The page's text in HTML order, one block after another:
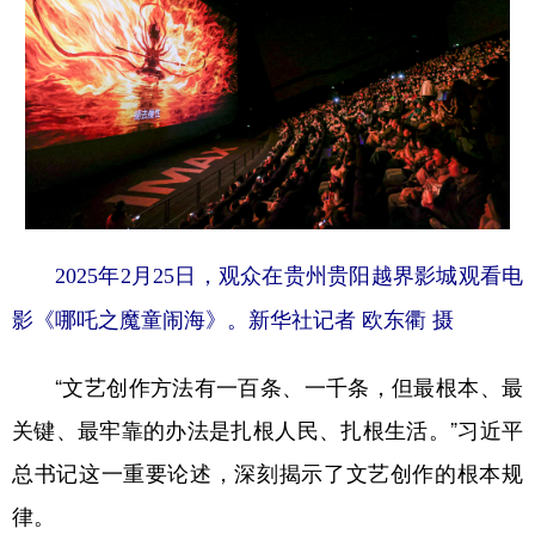
2025年2月25日，观众在贵州贵阳越界影城观看电
影《哪吒之魔童闹海》。新华社记者 欧东衢 摄
“文艺创作方法有一百条、一千条，但最根本、最
关键、最牢靠的办法是扎根人民、扎根生活。”习近平
总书记这一重要论述，深刻揭示了文艺创作的根本规
律。